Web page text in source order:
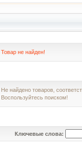
Товар не найден!
Не найдено товаров,
Воспользуйтесь поиском!
Ключевые слова: